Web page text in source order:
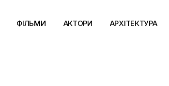
ФІЛЬМИ АКТОРИ АРХІТЕКТУРА